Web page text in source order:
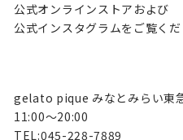
公式オンラインストアおよび
公式インスタグラムをご覧くだ
gelato pique みなとみらい東
11:00〜20:00
TEL:045-228-7889